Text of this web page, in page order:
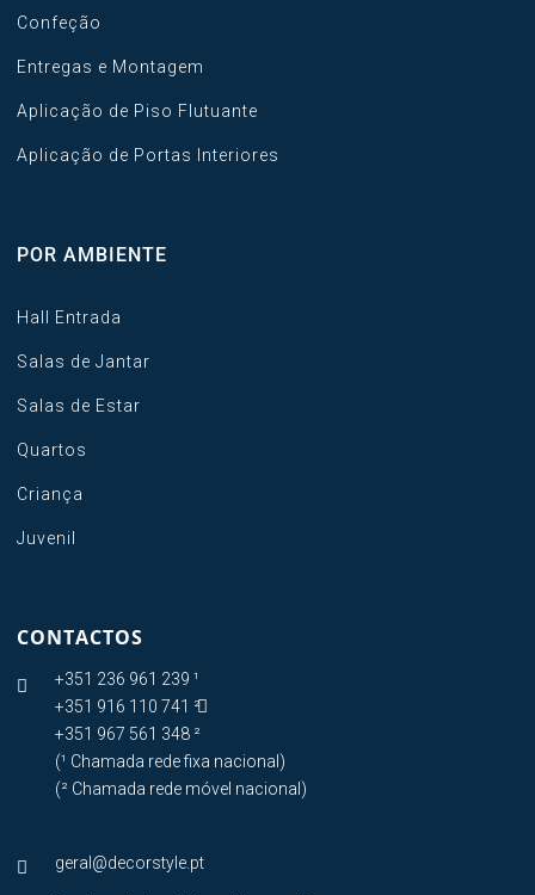
Confeção
Entregas e Montagem
Aplicação de Piso Flutuante
Aplicação de Portas Interiores
POR AMBIENTE
Hall Entrada
Salas de Jantar
Salas de Estar
Quartos
Criança
Juvenil
CONTACTOS


+351 236 961 239 ¹
+351 916 110 741 ²
+351 967 561 348 ²
(¹ Chamada rede fixa nacional)
(² Chamada rede móvel nacional)
 geral@decorstyle.pt